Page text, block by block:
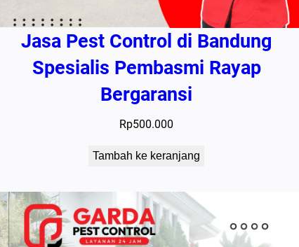
Jasa Pest Control di Bandung
Spesialis Pembasmi Rayap
Bergaransi
Rp500.000
Tambah ke keranjang